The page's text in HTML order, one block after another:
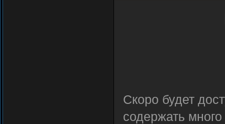
Скоро будет
содержать